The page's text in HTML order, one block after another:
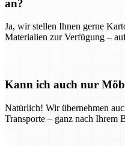
an?
Ja, wir stellen Ihnen gerne
Materialien zur Verfügung –
Kann ich auch nur
Natürlich! Wir übernehmen
Transporte – ganz nach Ihrem